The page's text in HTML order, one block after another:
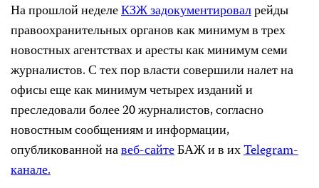
На прошлой неделеКЗЖ задокументировалрейды
правоохранительных органов как минимум в трех
новостных агентствах и аресты как минимум семи
журналистов. С тех пор власти совершили налет на
офисы еще как минимум четырех изданий и
преследовали более 20 журналистов, согласно
новостным сообщениям и информации,
опубликованной навеб-сайтеБАЖ и в ихTelegram-
канале.